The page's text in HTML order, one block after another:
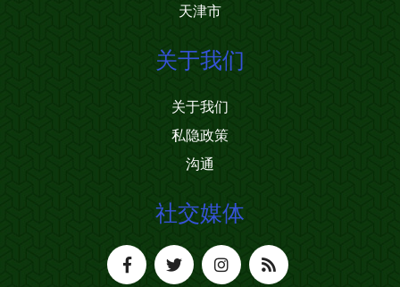
天津市
关于我们
关于我们
私隐政策
沟通
社交媒体